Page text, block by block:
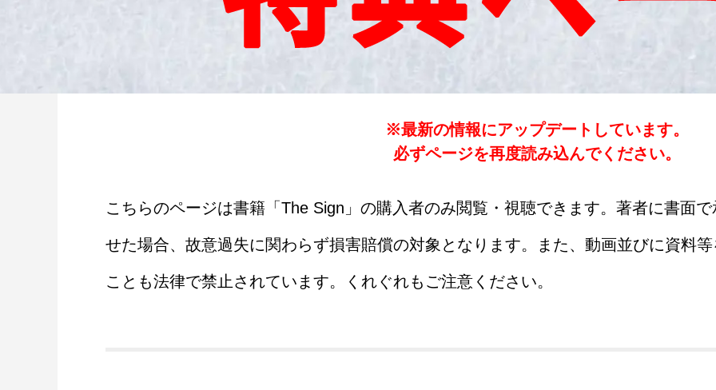
※最新の情報にアップデートしています。
必ずページを再度読み込んでください。
こちらのページは書籍「The Sign」の購入者のみ閲覧・視聴できます。著者に書面
せた場合、故意過失に関わらず損害賠償の対象となります。また、動画並びに資料
ことも法律で禁止されています。くれぐれもご注意ください。